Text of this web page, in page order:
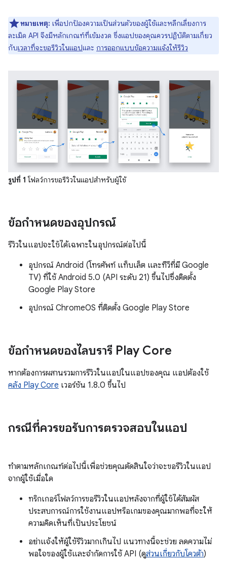
หมายเหตุ: เพื่อปกป้องความเป็นส่วนตัวของผู้ใช้และหลีกเลี่ยงการ
ละเมิด API จึงมีหลักเกณฑ์ที่เข้มงวด ซึ่งแอปของคุณควรปฏิบัติตามเกี่ยว
กับเวลาที่จะขอรีวิวในแอปและ การออกแบบข้อความแจ้งให้รีวิว
รูปที่ 1 โฟลว์การขอรีวิวในแอปสำหรับผู้ใช้
ข้อกำหนดของอุปกรณ์
รีวิวในแอปจะใช้ได้เฉพาะในอุปกรณ์ต่อไปนี้
อุปกรณ์ Android (โทรศัพท์ แท็บเล็ต และทีวีที่มี Google
TV) ที่ใช้ Android 5.0 (API ระดับ 21) ขึ้นไปซึ่งติดตั้ง
Google Play Store
อุปกรณ์ ChromeOS ที่ติดตั้ง Google Play Store
ข้อกำหนดของไลบรารี Play Core
หากต้องการผสานรวมการรีวิวในแอปในแอปของคุณ แอปต้องใช้
คลัง Play Core เวอร์ชัน 1.8.0 ขึ้นไป
กรณีที่ควรขอรับการตรวจสอบในแอป
ทำตามหลักเกณฑ์ต่อไปนี้เพื่อช่วยคุณตัดสินใจว่าจะขอรีวิวในแอป
จากผู้ใช้เมื่อใด
ทริกเกอร์โฟลว์การขอรีวิวในแอปหลังจากที่ผู้ใช้ได้สัมผัส
ประสบการณ์การใช้งานแอปหรือเกมของคุณมากพอที่จะให้
ความคิดเห็นที่เป็นประโยชน์
อย่าแจ้งให้ผู้ใช้รีวิวมากเกินไป แนวทางนี้จะช่วย ลดความไม่
พอใจของผู้ใช้และจำกัดการใช้ API (ดูส่วนเกี่ยวกับโควต้า)